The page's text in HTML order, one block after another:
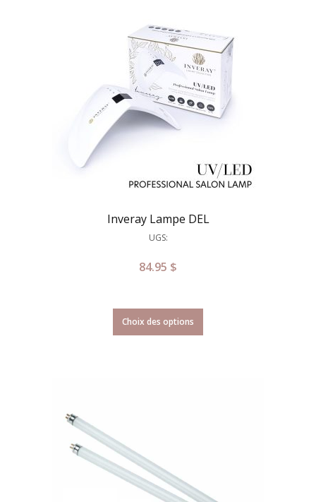
Inveray Lampe DEL
UGS:
84.95 $
Choix des options